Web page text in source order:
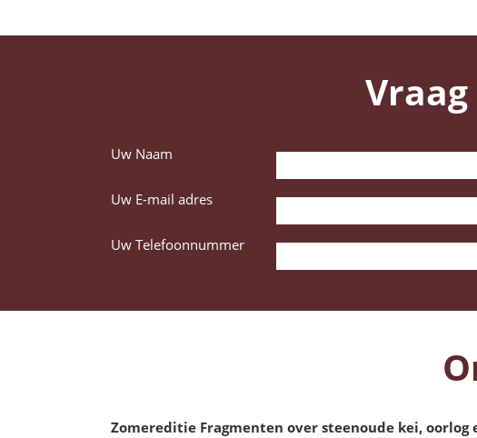
Uw Naam
Uw E-mail adres
Uw Telefoonnummer
Zomereditie Fragmenten over steenoude kei,